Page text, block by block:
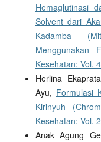
Hemaglutinasi
Solvent dari
Kadamba
Menggunakan
Kesehatan: Vol.
Herlina
Ayu, Formulasi
Kirinyuh
Kesehatan: Vol.
Anak Agung